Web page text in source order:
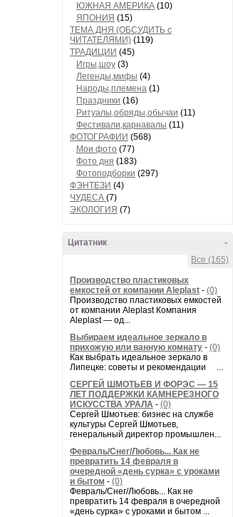
ЮЖНАЯ АМЕРИКА (10)
ЯПОНИЯ (15)
ТЕМА ДНЯ (ОБСУДИТЬ с
ЧИТАТЕЛЯМИ) (119)
ТРАДИЦИИ (45)
Игры,шоу (3)
Легенды,мифы (4)
Народы,племена (1)
Праздники (16)
Ритуалы,обряды,обычаи (11)
Фестивали,карнавалы (11)
ФОТОГРАФИИ (568)
Мои фото (77)
Фото дня (183)
Фотоподборки (297)
ФЭНТЕЗИ (4)
ЧУДЕСА (7)
ЭКОЛОГИЯ (7)
-
Цитатник
Все (165)
Производство пластиковых
емкостей от компании Aleplast - (0)
Производство пластиковых емкостей
от компании Aleplast Компания
Aleplast — од...
Выбираем идеальное зеркало в
прихожую или ванную комнату - (0)
Как выбрать идеальное зеркало в
Липецке: советы и рекомендации ...
СЕРГЕЙ ШМОТЬЕВ И ФОРЭС — 15
ЛЕТ ПОДДЕРЖКИ КАМНЕРЕЗНОГО
ИСКУССТВА УРАЛА - (0)
Сергей Шмотьев: бизнес на службе
культуры Сергей Шмотьев,
генеральный директор промышлен...
Февраль/Снег/Любовь... Как не
превратить 14 февраля в
очередной «день сурка» с уроками
и бытом - (0)
Февраль/Снег/Любовь... Как не
превратить 14 февраля в очередной
«день сурка» с уроками и бытом ...